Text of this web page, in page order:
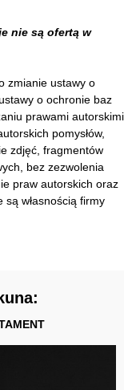
nie są ofertą w
zmianie ustawy o
o ochronie baz
prawami autorskimi
pomysłów,
zdjęć, fragmentów
bez zezwolenia
praw autorskich oraz
własnością firmy